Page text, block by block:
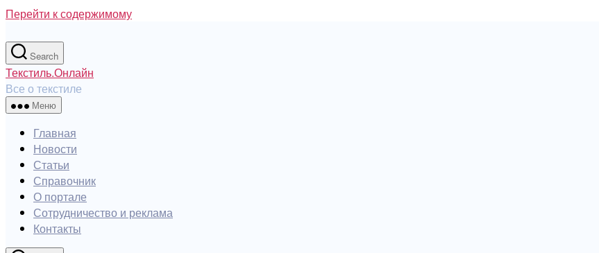
Перейти к содержимому
Search
Текстиль.Онлайн
Все о текстиле
Меню
Главная
Новости
Статьи
Справочник
О портале
Сотрудничество и реклама
Контакты